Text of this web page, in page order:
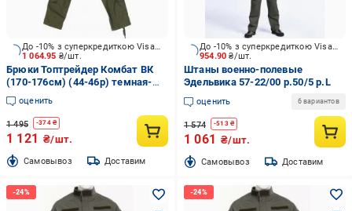
1 064.95 ₴/шт.
До -10% з суперкредиткою Visa Вигода
Брюки Топтрейдер Комбат ВК
(170-176см) (44-46р) темная-
олива р.S
оценить
1 495 -374₴
1 121 ₴/шт.
Cамовывоз Доставим
954.90₴/шт.
До -10% з суперкредиткою Visa Вигода
Штаны военно-полевые
Эдельвика 57-22/00 р.50/5 р.L
оценить 6 вариантов
1 574 -513₴
1 061 ₴/шт.
Cамовывоз Доставим